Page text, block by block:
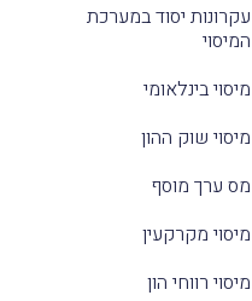
עקרונות יסוד במערכת
המיסוי
מיסוי בינלאומי
מיסוי שוק ההון
מס ערך מוסף
מיסוי מקרקעין
מיסוי רווחי הון